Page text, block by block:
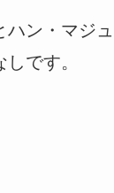
ン・マジュ
です。